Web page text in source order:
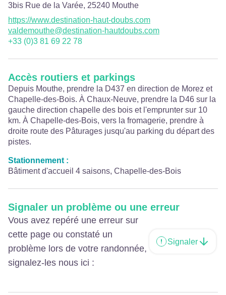
3bis Rue de la Varée, 25240 Mouthe
https://www.destination-haut-doubs.com
valdemouthe@destination-hautdoubs.com
+33 (0)3 81 69 22 78
Accès routiers et parkings
Depuis Mouthe, prendre la D437 en direction de Morez et
Chapelle-des-Bois. À Chaux-Neuve, prendre la D46 sur la
gauche direction chapelle des bois et l'emprunter sur 10
km. À Chapelle-des-Bois, vers la fromagerie, prendre à
droite route des Pâturages jusqu'au parking du départ des
pistes.
Stationnement :
Bâtiment d'accueil 4 saisons, Chapelle-des-Bois
Signaler un problème ou une erreur
Vous avez repéré une erreur sur
cette page ou constaté un
problème lors de votre randonnée,
signalez-les nous ici :
Signaler